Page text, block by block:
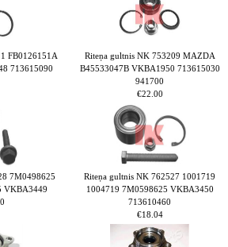
FB0126151A
713615090
Riteņa gultnis NK 753209 MAZDA
B45533047B VKBA1950 713615030
941700
€22.00
7M0498625
VKBA3449
Riteņa gultnis NK 762527 1001719
1004719 7M0598625 VKBA3450
713610460
€18.04